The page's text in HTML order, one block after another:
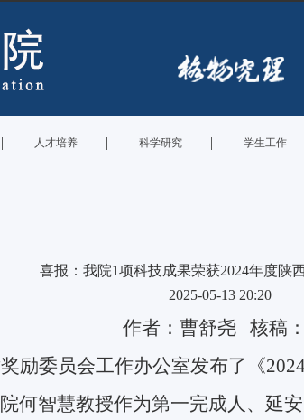
| 人才培养 | 科学研究 | 学生工作
喜报：我院1项科技成果荣获2024年度陕
2025-05-13 20:20
作者：曹舒尧
核稿
励委员会工作办公室发布了《
何智慧教授作为第一完成人、延